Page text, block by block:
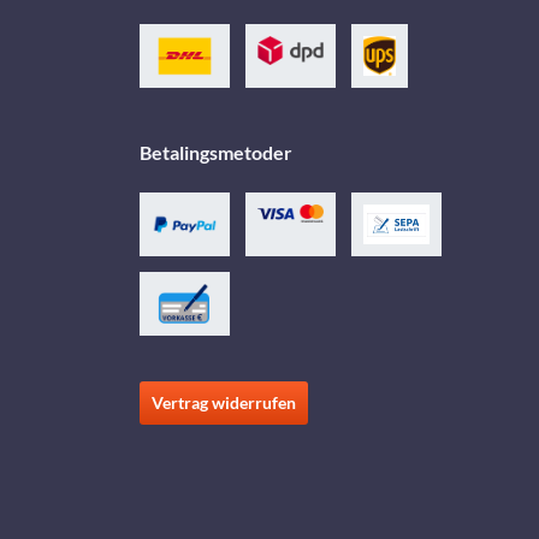
Betalingsmetoder
Vertrag widerrufen